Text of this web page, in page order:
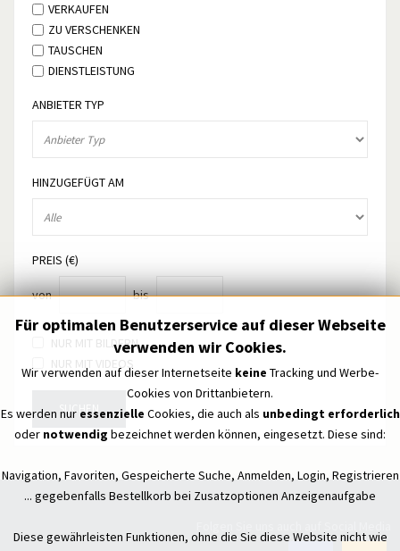
VERKAUFEN
ZU VERSCHENKEN
TAUSCHEN
DIENSTLEISTUNG
ANBIETER TYP
HINZUGEFÜGT AM
PREIS (€)
von bis
NUR MIT BILDERN
NUR MIT VIDEOS
SUCHEN
Für optimalen Benutzerservice auf dieser Webseite
verwenden wir Cookies.
Wir verwenden auf dieser Internetseite keine Tracking und Werbe-
Cookies von Drittanbietern.
Es werden nur essenzielle Cookies, die auch als unbedingt erforderlich
oder notwendig bezeichnet werden können, eingesetzt. Diese sind:
Navigation, Favoriten, Gespeicherte Suche, Anmelden, Login, Registrieren
... gegebenfalls Bestellkorb bei Zusatzoptionen Anzeigenaufgabe
Diese gewährleisten Funktionen, ohne die Sie diese Website nicht wie